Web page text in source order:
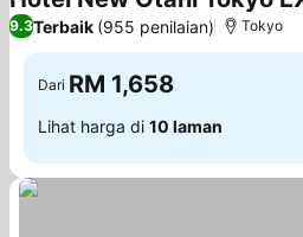
9.3Terbaik (955 penilaian) Tokyo
Dari RM 1,658
Lihat harga di 10 laman